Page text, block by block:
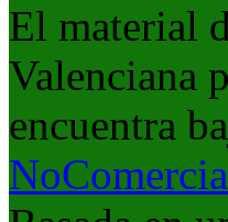
El material
Valenciana
encuentra